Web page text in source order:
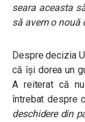
seara aceasta
să avem o nouă
Despre decizia
că își dorea un
A reiterat că
întrebat despre
deschidere din